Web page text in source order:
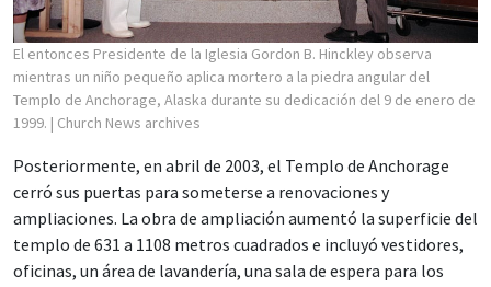
El entonces Presidente de la Iglesia Gordon B. Hinckley observa
mientras un niño pequeño aplica mortero a la piedra angular del
Templo de Anchorage, Alaska durante su dedicación del 9 de enero de
1999. | Church News archives
Posteriormente, en abril de 2003, el Templo de Anchorage
cerró sus puertas para someterse a renovaciones y
ampliaciones. La obra de ampliación aumentó la superficie del
templo de 631 a 1108 metros cuadrados e incluyó vestidores,
oficinas, un área de lavandería, una sala de espera para los